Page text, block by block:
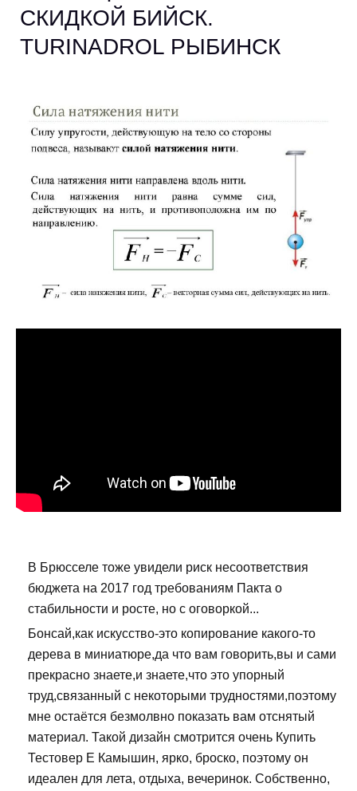
СКИДКОЙ БИЙСК.
TURINADROL РЫБИНСК
В Брюсселе тоже увидели риск несоответствия
бюджета на 2017 год требованиям Пакта о
стабильности и росте, но с оговоркой...
Бонсай,как искусство-это копирование какого-то
дерева в миниатюре,да что вам говорить,вы и сами
прекрасно знаете,и знаете,что это упорный
труд,связанный с некоторыми трудностями,поэтому
мне остаётся безмолвно показать вам отснятый
материал. Такой дизайн смотрится очень Купить
Тестовер Е Камышин, ярко, броско, поэтому он
идеален для лета, отдыха, вечеринок. Собственно,